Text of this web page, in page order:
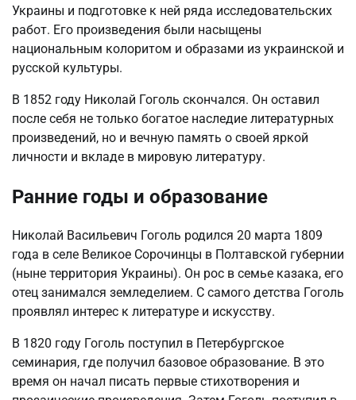
Украины и подготовке к ней ряда исследовательских
работ. Его произведения были насыщены
национальным колоритом и образами из украинской и
русской культуры.
В 1852 году Николай Гоголь скончался. Он оставил
после себя не только богатое наследие литературных
произведений, но и вечную память о своей яркой
личности и вкладе в мировую литературу.
Ранние годы и образование
Николай Васильевич Гоголь родился 20 марта 1809
года в селе Великое Сорочинцы в Полтавской губернии
(ныне территория Украины). Он рос в семье казака, его
отец занимался земледелием. С самого детства Гоголь
проявлял интерес к литературе и искусству.
В 1820 году Гоголь поступил в Петербургское
семинария, где получил базовое образование. В это
время он начал писать первые стихотворения и